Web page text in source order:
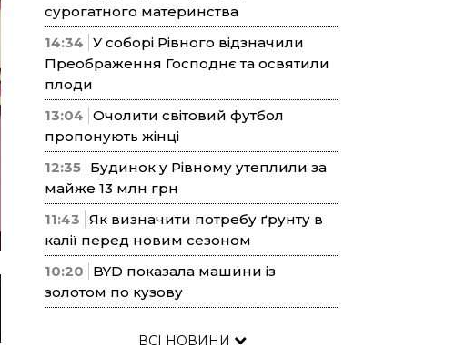
сурогатного материнства
14:34 У соборі Рівного відзначили
Преображення Господнє та освятили
плоди
13:04 Очолити світовий футбол
пропонують жінці
12:35 Будинок у Рівному утеплили за
майже 13 млн грн
11:43 Як визначити потребу ґрунту в
калії перед новим сезоном
10:20
BYD показала машини із
золотом по кузову
ВСІ НОВИНИ